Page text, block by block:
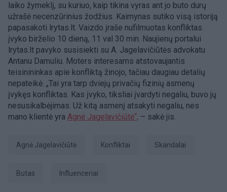
laiko žymeklį, su kuriuo, kaip tikina vyras ant jo buto durų
užrašė necenzūrinius žodžius. Kaimynas sutiko visą istoriją
papasakoti lrytas.lt. Vaizdo įraše nufilmuotas konfliktas
įvyko birželio 10 dieną, 11 val 30 min. Naujienų portalui
lrytas.lt pavyko susisiekti su A. Jagelavičiūtės advokatu
Antanu Damuliu. Moters interesams atstovaujantis
teisinininkas apie konfliktą žinojo, tačiau daugiau detalių
nepateikė. „Tai yra tarp dviejų privačių fizinių asmenų
įvykęs konfliktas. Kas įvyko, tiksliai įvardyti negaliu, buvo jų
nesusikalbėjimas. Už kitą asmenį atsakyti negaliu, nes
mano klientė yra Agnė Jagelavičiūtė“, – sakė jis.
Agnė Jagelavičiūtė konfliktai skandalai
Butas Influenceriai